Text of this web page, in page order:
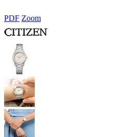
PDF Zoom